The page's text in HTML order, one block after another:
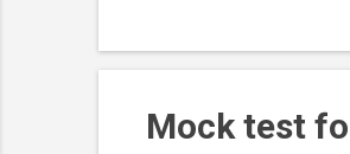
Mock test